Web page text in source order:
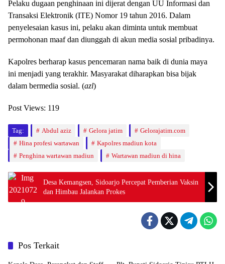
Pelaku dugaan penghinaan ini dijerat dengan UU Informasi dan
Transaksi Elektronik (ITE) Nomor 19 tahun 2016. Dalam
penyelesaian kasus ini, pelaku akan diminta untuk membuat
permohonan maaf dan diunggah di akun media sosial pribadinya.
Kapolres berharap kasus pencemaran nama baik di dunia maya
ini menjadi yang terakhir. Masyarakat diharapkan bisa bijak
dalam bermedia sosial. (azl)
Post Views: 119
Tag: Abdul aziz Gelora jatim
Gelorajatim.com
Hina profesi wartawan
Kapolres madiun kota
Penghina wartawan madiun
Wartawan madiun di hina
Desa Kemangsen, Sidoarjo Percepat Pemberian Vaksin
dan Himbau Jalankan Prokes
Pos Terkait